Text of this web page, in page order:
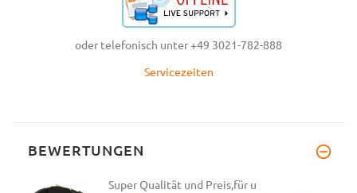
oder telefonisch unter +49 3021-782-888
Servicezeiten
BEWERTUNGEN
Super Qualität und Preis,für u